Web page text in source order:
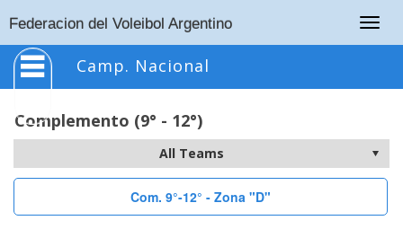
Federacion del Voleibol Argentino
Camp. Nacional
Complemento (9° - 12°)
Com. 9°-12° - Zona "D"